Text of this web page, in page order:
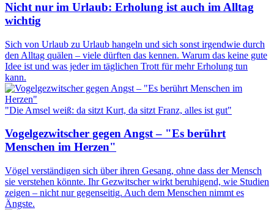
Nicht nur im Urlaub: Erholung ist auch im Alltag
wichtig
Sich von Urlaub zu Urlaub hangeln und sich sonst irgendwie durch
den Alltag quälen – viele dürften das kennen. Warum das keine gute
Idee ist und was jeder im täglichen Trott für mehr Erholung tun
kann.
"Die Amsel weiß: da sitzt Kurt, da sitzt Franz, alles ist gut"
Vogelgezwitscher gegen Angst – "Es berührt
Menschen im Herzen"
Vögel verständigen sich über ihren Gesang, ohne dass der Mensch
sie verstehen könnte. Ihr Gezwitscher wirkt beruhigend, wie Studien
zeigen – nicht nur gegenseitig. Auch dem Menschen nimmt es
Ängste.